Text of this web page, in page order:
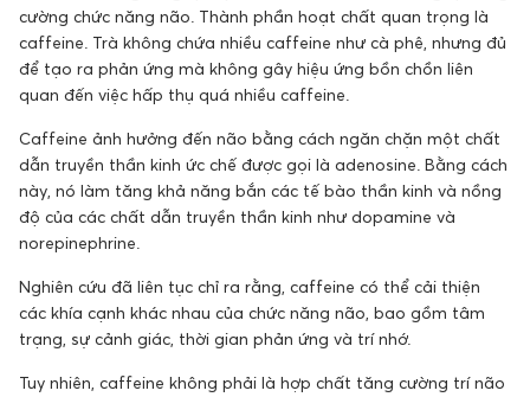
cường chức năng não. Thành phần hoạt chất quan trọng là
caffeine. Trà không chứa nhiều caffeine như cà phê, nhưng đủ
để tạo ra phản ứng mà không gây hiệu ứng bồn chồn liên
quan đến việc hấp thụ quá nhiều caffeine.
Caffeine ảnh hưởng đến não bằng cách ngăn chặn một chất
dẫn truyền thần kinh ức chế được gọi là adenosine. Bằng cách
này, nó làm tăng khả năng bắn các tế bào thần kinh và nồng
độ của các chất dẫn truyền thần kinh như dopamine và
norepinephrine.
Nghiên cứu đã liên tục chỉ ra rằng, caffeine có thể cải thiện
các khía cạnh khác nhau của chức năng não, bao gồm tâm
trạng, sự cảnh giác, thời gian phản ứng và trí nhớ.
Tuy nhiên, caffeine không phải là hợp chất tăng cường trí não